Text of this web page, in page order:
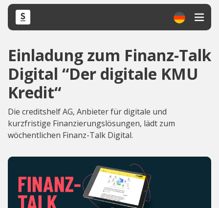
Einladung zum Finanz-Talk
Digital “Der digitale KMU
Kredit“
Die creditshelf AG, Anbieter für digitale und
kurzfristige Finanzierungslösungen, lädt zum
wöchentlichen Finanz-Talk Digital.